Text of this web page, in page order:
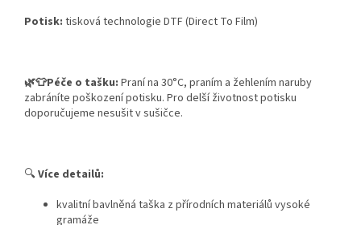
Potisk: tisková technologie DTF (Direct To Film)
🌿👕Péče o tašku: Praní na 30°C, praním a žehlením naruby
zabráníte poškození potisku. Pro delší životnost potisku
doporučujeme nesušit v sušičce.
🔍 Více detailů:
kvalitní bavlněná taška z přírodních materiálů vysoké
gramáže